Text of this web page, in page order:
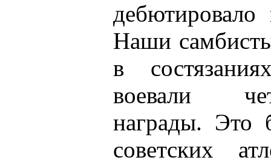
Наши
в
воевали
награды. Это
советских